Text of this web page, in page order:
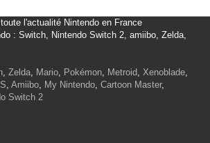
l'actualité Nintendo en France
: Switch, Nintendo Switch 2, amiibo, Zelda,
, Zelda, Mario, Pokémon, Metroid, Xenoblade,
, Amiibo, My Nintendo, Cartoon Master,
Switch 2